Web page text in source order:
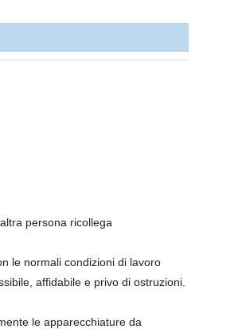
persona ricollega
le normali condizioni di lavoro
affidabile e privo di ostruzioni.
le apparecchiature da